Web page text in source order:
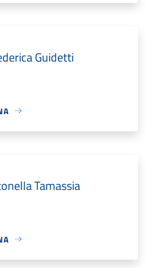
Guidetti
Tamassia